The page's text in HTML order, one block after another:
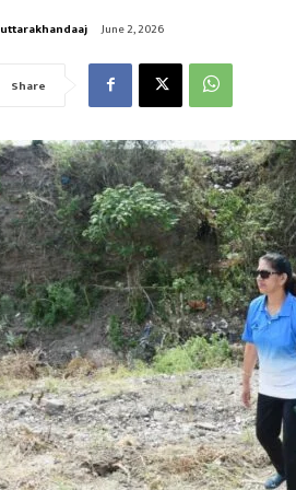
uttarakhandaaj June 2, 2026
Share